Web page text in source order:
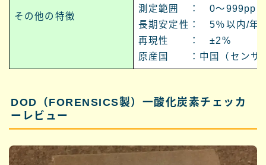
その他の特徴
測定範囲 ： 0～999ppm
長期安定性： 5％以内/年
再現性 ： ±2%
原産国 ：中国（センサ
DOD（FORENSICS製）一酸化炭素チェッカ
ーレビュー